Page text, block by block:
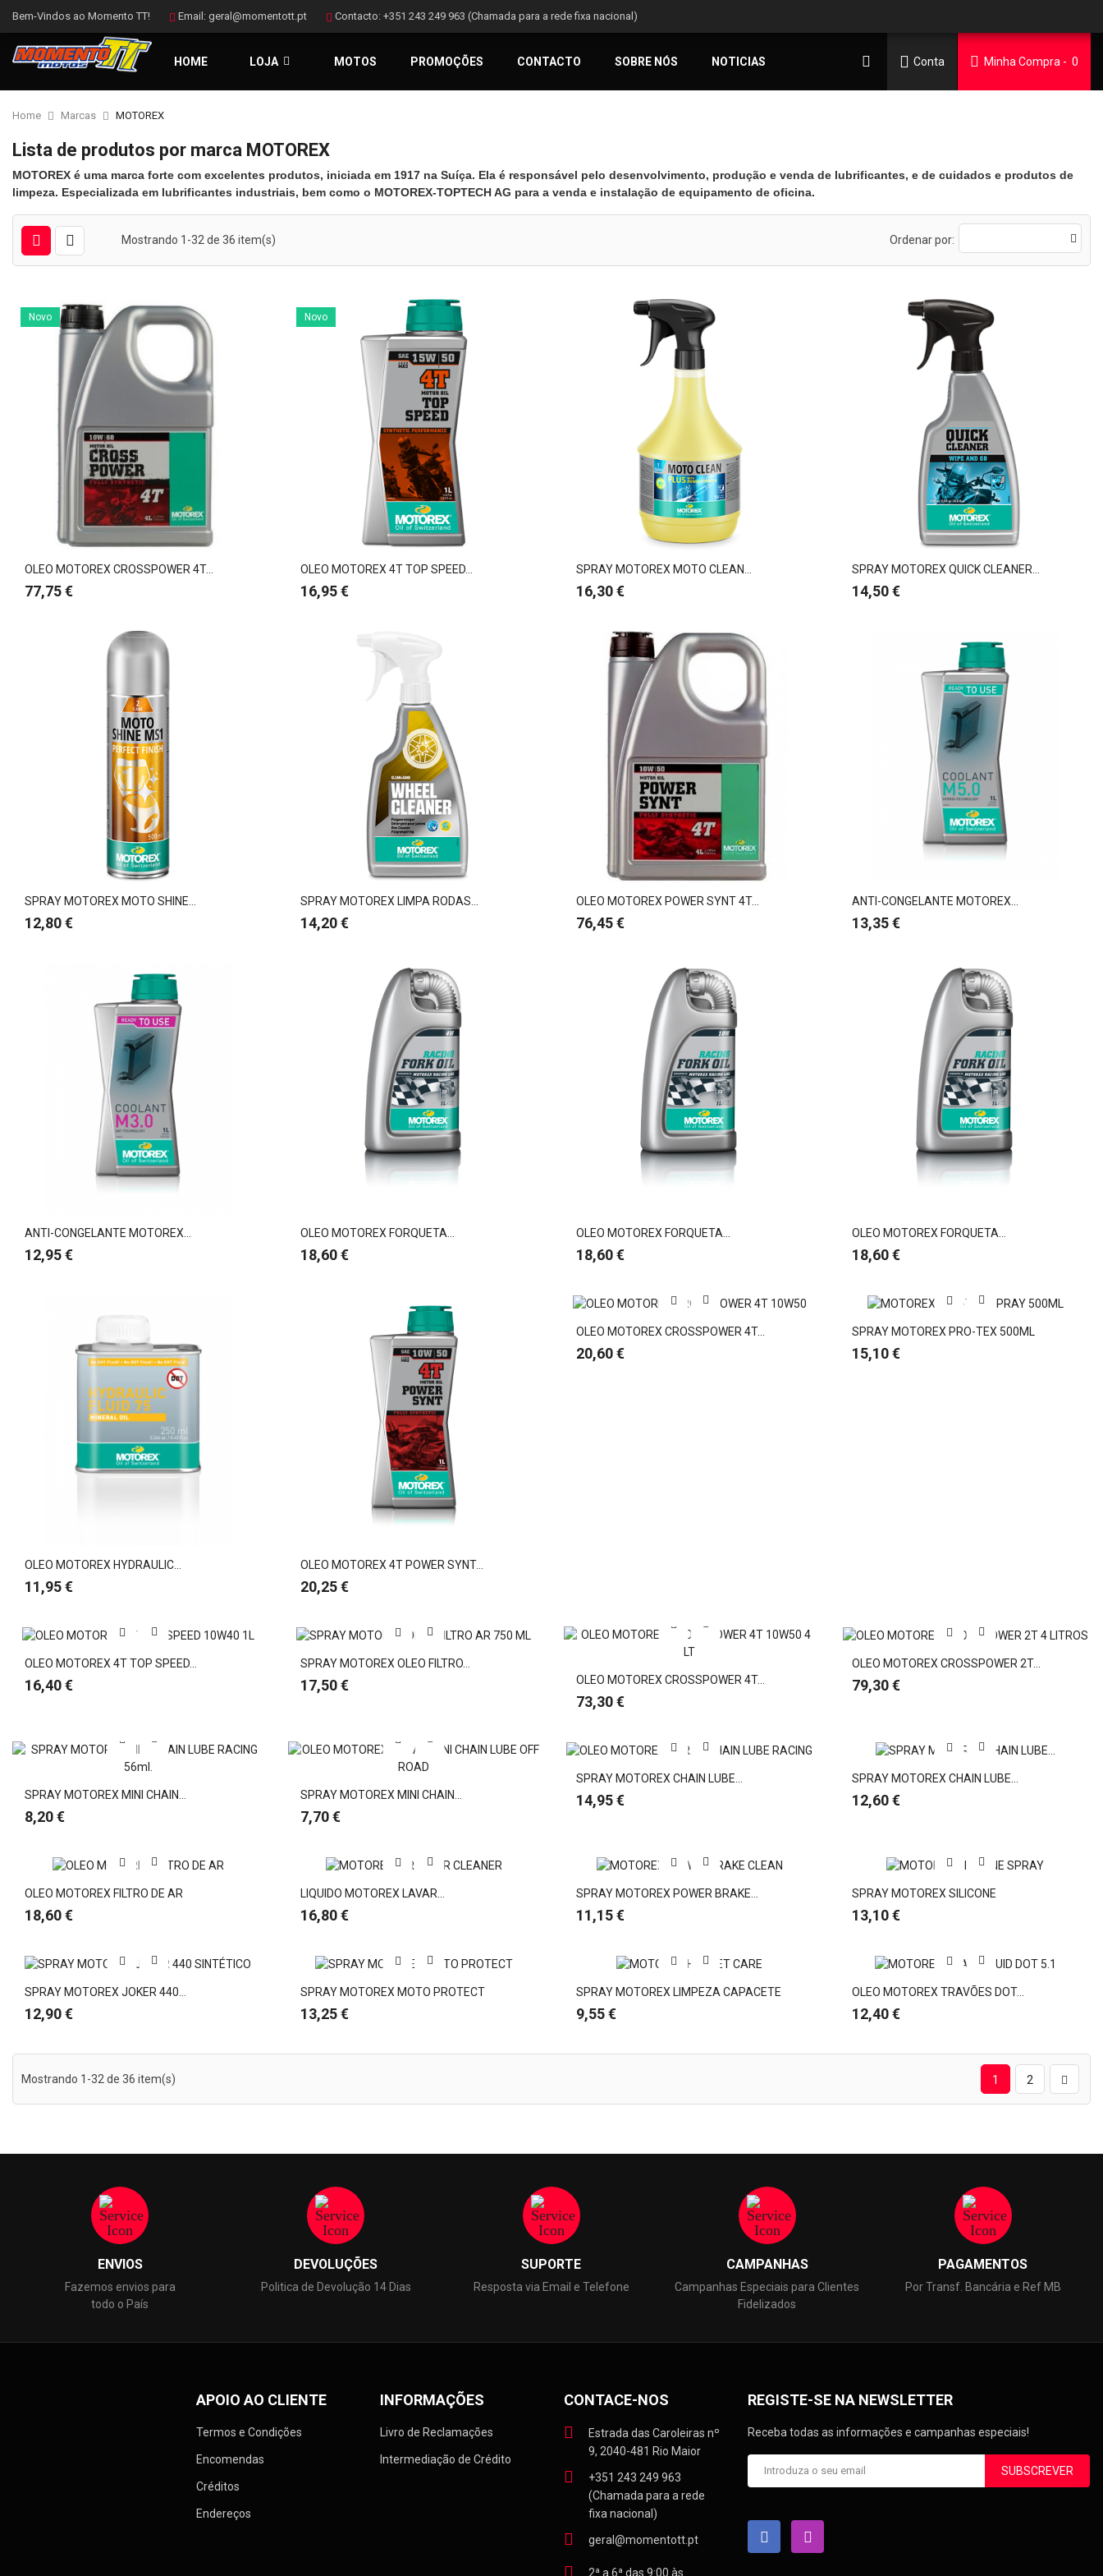
Bem-Vindos ao Momento TT! Email: geral@momentott.pt Contacto: +351 243 249 963 (Chamada para a rede fixa nacional)
HOME LOJA MOTOS PROMOÇÕES CONTACTO SOBRE NÓS NOTICIAS 0
Minha Compra
Conta
Home Marcas MOTOREX
Lista de produtos por marca MOTOREX
MOTOREX é uma marca forte com excelentes produtos, iniciada em 1917 na Suíça. Ela é responsável pelo desenvolvimento, produção e venda de lubrificantes, e de cuidados e produtos de
limpeza. Especializada em lubrificantes industriais, bem como o MOTOREX-TOPTECH AG para a venda e instalação de equipamento de oficina.
Mostrando 1-32 de 36 item(s) Ordenar por:
Novo
OLEO MOTOREX CROSSPOWER 4T...
Preço
77,75 €
Novo
OLEO MOTOREX 4T TOP SPEED...
Preço
16,95 €
SPRAY MOTOREX MOTO CLEAN...
Preço
16,30 €
SPRAY MOTOREX QUICK CLEANER...
Preço
14,50 €
SPRAY MOTOREX MOTO SHINE...
Preço
12,80 €
SPRAY MOTOREX LIMPA RODAS...
Preço
14,20 €
OLEO MOTOREX POWER SYNT 4T...
Preço
76,45 €
ANTI-CONGELANTE MOTOREX...
Preço
13,35 €
ANTI-CONGELANTE MOTOREX...
Preço
12,95 €
OLEO MOTOREX FORQUETA...
Preço
18,60 €
OLEO MOTOREX FORQUETA...
Preço
18,60 €
OLEO MOTOREX FORQUETA...
Preço
18,60 €
OLEO MOTOREX HYDRAULIC...
Preço
11,95 €
OLEO MOTOREX 4T POWER SYNT...
Preço
20,25 €
OLEO MOTOREX CROSSPOWER 4T...
Preço
20,60 €
SPRAY MOTOREX PRO-TEX 500ML
Preço
15,10 €
OLEO MOTOREX 4T TOP SPEED...
Preço
16,40 €
SPRAY MOTOREX OLEO FILTRO...
Preço
17,50 € OLEO MOTOREX CROSSPOWER 4T...
Preço
73,30 €
OLEO MOTOREX CROSSPOWER 2T...
Preço
79,30 €
SPRAY MOTOREX MINI CHAIN...
Preço
8,20 €
SPRAY MOTOREX MINI CHAIN...
Preço
7,70 €
SPRAY MOTOREX CHAIN LUBE...
Preço
14,95 €
SPRAY MOTOREX CHAIN LUBE...
Preço
12,60 €
OLEO MOTOREX FILTRO DE AR
Preço
18,60 €
LIQUIDO MOTOREX LAVAR...
Preço
16,80 €
SPRAY MOTOREX POWER BRAKE...
Preço
11,15 €
SPRAY MOTOREX SILICONE
Preço
13,10 €
SPRAY MOTOREX JOKER 440...
Preço
12,90 €
SPRAY MOTOREX MOTO PROTECT
Preço
13,25 €
SPRAY MOTOREX LIMPEZA CAPACETE
Preço
9,55 €
OLEO MOTOREX TRAVÕES DOT...
Preço
12,40 €
Mostrando 1-32 de 36 item(s) 1 2
ENVIOS
Fazemos envios para
todo o País
DEVOLUÇÕES
Politica de Devolução 14 Dias
SUPORTE
Resposta via Email e Telefone
CAMPANHAS
Campanhas Especiais para Clientes
Fidelizados
PAGAMENTOS
Por Transf. Bancária e Ref MB
APOIO AO CLIENTE
Termos e Condições
Encomendas
Créditos
Endereços
INFORMAÇÕES
Livro de Reclamações
Intermediação de Crédito
CONTACE-NOS
Estrada das Caroleiras nº
9, 2040-481 Rio Maior
+351 243 249 963
(Chamada para a rede
fixa nacional)
geral@momentott.pt
2ª a 6ª das 9:00 às
REGISTE-SE NA NEWSLETTER
Receba todas as informações e campanhas especiais!
SUBSCREVER